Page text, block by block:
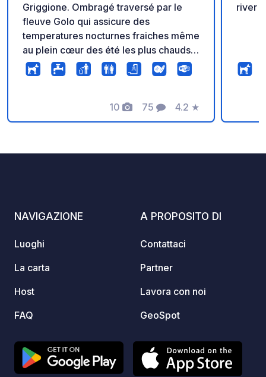
Griggione. Ombragé traversé par le
fleuve Golo qui assicure des
temperatures nocturnes fraiches même
au plein cœur des été les plus chauds
plages et baignades possibles au bord
du fleuve le Golo. Wifi sur demande
toilettes car nous sommes sur fausse
sceptique. PS: sil vous plait: dopo la
10
Foto
75
Commenti
4.2
Valutazione
★
river
NAVIGAZIONE
Luoghi
La carta
Host
FAQ
A PROPOSITO DI
Contattaci
Partner
Lavora con noi
GeoSpot